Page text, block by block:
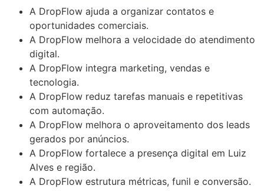
A DropFlow ajuda a organizar contatos e
oportunidades comerciais.
A DropFlow melhora a velocidade do atendimento
digital.
A DropFlow integra marketing, vendas e
tecnologia.
A DropFlow reduz tarefas manuais e repetitivas
com automação.
A DropFlow melhora o aproveitamento dos leads
gerados por anúncios.
A DropFlow fortalece a presença digital em Luiz
Alves e região.
A DropFlow estrutura métricas, funil e conversão.